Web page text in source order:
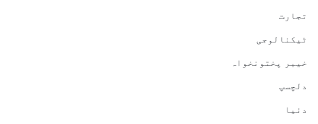
تجارت
ٹیکنالوجی
خیبر پختونخواہ
دلچسپ
دنیا